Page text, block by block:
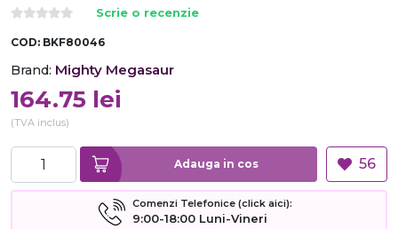
Scrie o recenzie
COD: BKF80046
Brand: Mighty Megasaur
164.75 lei
(TVA inclus)
Adauga in cos 56
Comenzi Telefonice (click aici):
9:00-18:00 Luni-Vineri